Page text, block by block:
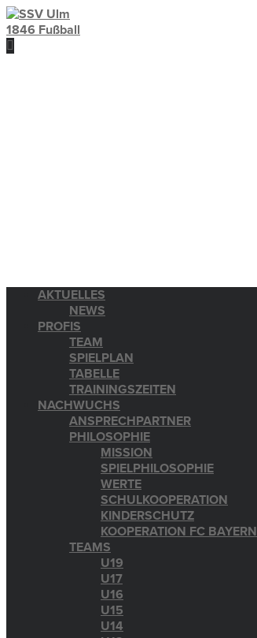
AKTUELLES
NEWS
PROFIS
TEAM
SPIELPLAN
TABELLE
TRAININGSZEITEN
NACHWUCHS
ANSPRECHPARTNER
PHILOSOPHIE
MISSION
SPIELPHILOSOPHIE
WERTE
SCHULKOOPERATION
KINDERSCHUTZ
KOOPERATION FC BAYERN
TEAMS
U19
U17
U16
U15
U14